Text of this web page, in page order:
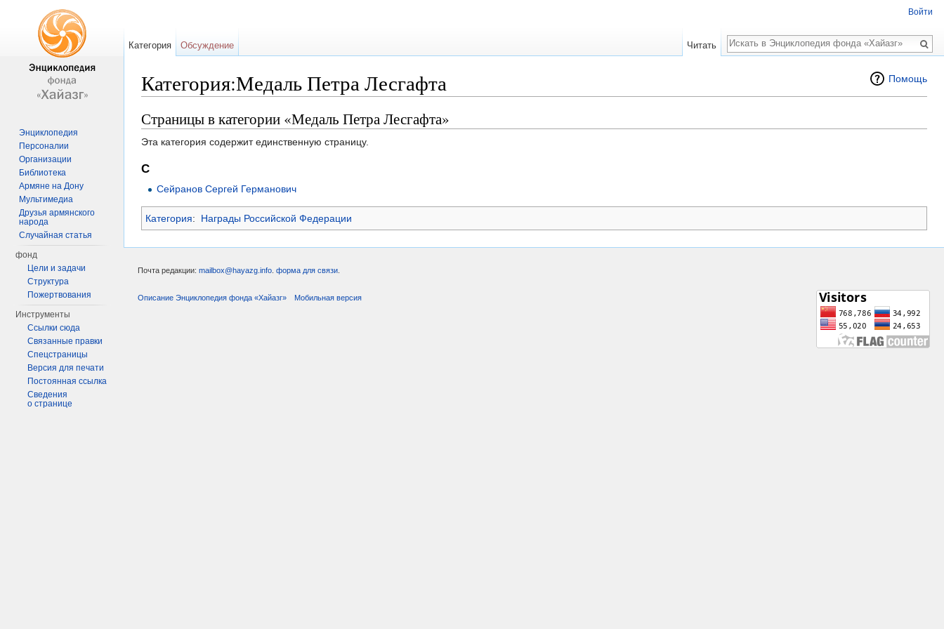
Помощь
Категория:Медаль Петра Лесгафта
Страницы в категории «Медаль Петра Лесгафта»
Эта категория содержит единственную страницу.
С
Сейранов Сергей Германович
Категория: Награды Российской Федерации
Войти
Категория Обсуждение Читать
Поиск
Энциклопедия
Персоналии
Организации
Библиотека
Армяне на Дону
Мультимедиа
Друзья армянского
народа
Случайная статья
фонд
Цели и задачи
Структура
Пожертвования
Инструменты
Ссылки сюда
Связанные правки
Спецстраницы
Версия для печати
Постоянная ссылка
Сведения
о странице
Почта редакции: mailbox@hayazg.info форма для связи
Описание Энциклопедия фонда «Хайазг» Мобильная версия